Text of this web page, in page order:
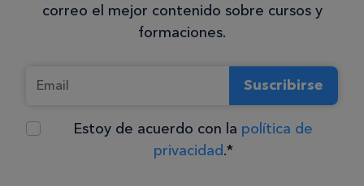
correo el mejor contenido sobre cursos y
formaciones.
Suscribirse
Estoy de acuerdo con la política de
privacidad.*